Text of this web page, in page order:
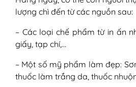
lượng chì đến từ các nguồn sau:
– Các loại chế phẩm từ in ấn
giấy, tạp chí,…
– Một số mỹ phẩm làm đẹp:
thuốc làm trắng da, thuốc